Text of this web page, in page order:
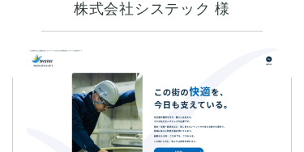
株式会社システック 様